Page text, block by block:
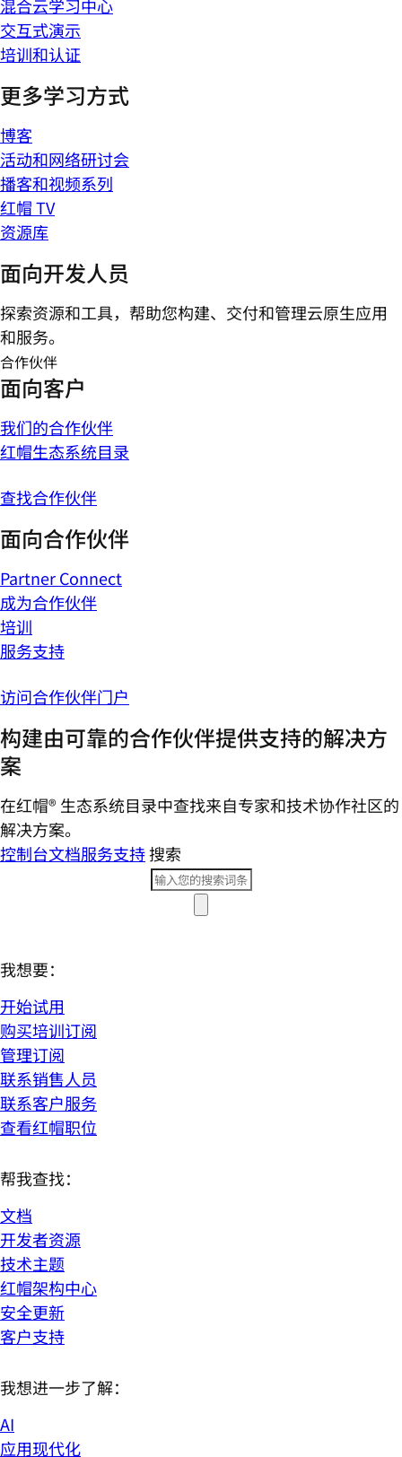
混合云学习中心
交互式演示
培训和认证
更多学习方式
博客
活动和网络研讨会
播客和视频系列
红帽 TV
资源库
面向开发人员
探索资源和工具，帮助您构建、交付和管理云原生应用
和服务。
合作伙伴
面向客户
我们的合作伙伴
红帽生态系统目录
查找合作伙伴
面向合作伙伴
Partner Connect
成为合作伙伴
培训
服务支持
访问合作伙伴门户
构建由可靠的合作伙伴提供支持的解决方
案
在红帽® 生态系统目录中查找来自专家和技术协作社区的
解决方案。
控制台文档服务支持搜索
我想要：
开始试用
购买培训订阅
管理订阅
联系销售人员
联系客户服务
查看红帽职位
帮我查找：
文档
开发者资源
技术主题
红帽架构中心
安全更新
客户支持
我想进一步了解：
AI
应用现代化